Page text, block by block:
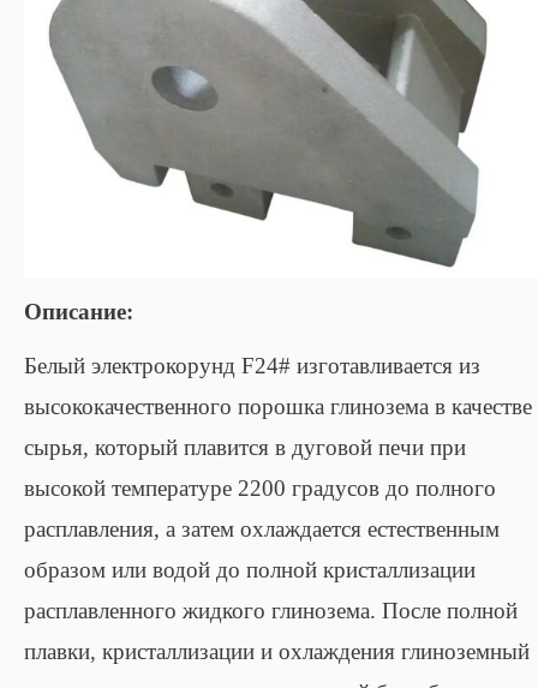
Описание:
Белый электрокорунд F24# изготавливается из
высококачественного порошка глинозема в качестве
сырья, который плавится в дуговой печи при
высокой температуре 2200 градусов до полного
расплавления, а затем охлаждается естественным
образом или водой до полной кристаллизации
расплавленного жидкого глинозема. После полной
плавки, кристаллизации и охлаждения глиноземный